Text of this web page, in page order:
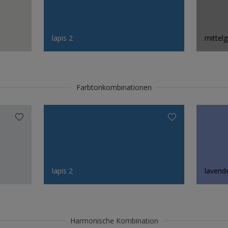
lapis 2
Farbtonkombinationen
lapis 2
Harmonische Kombination